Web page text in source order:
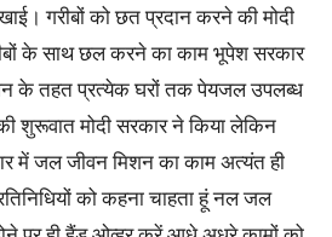
गरीबों को छत प्रदान करने की मोदी
के साथ छल करने का काम भूपेश सरकार
के तहत प्रत्येक घरों तक पेयजल उपलब्ध
शुरूवात मोदी सरकार ने किया लेकिन
में जल जीवन मिशन का काम अत्यंत ही
को कहना चाहता हूं नल जल